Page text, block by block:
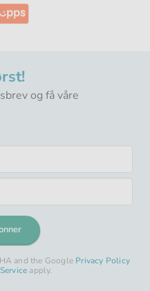
og få våre
and the Google Privacy Policy
apply.